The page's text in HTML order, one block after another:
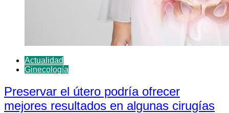
Actualidad
Ginecología
Preservar el útero podría ofrecer
mejores resultados en algunas cirugías